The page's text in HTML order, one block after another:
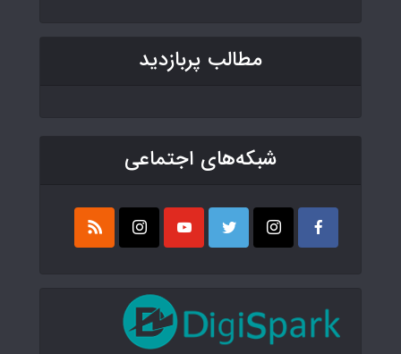
مطالب پربازدید
شبکه‌های اجتماعی